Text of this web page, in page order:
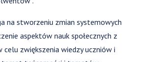
na stworzeniu zmian systemowych
aspektów nauk społecznych z
zwiększenia wiedzy uczniów i